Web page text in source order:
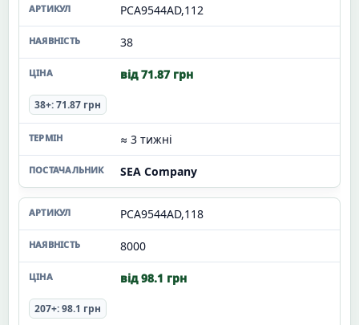
PCA9544AD,112
38
від 71.87 грн
38+: 71.87 грн
≈ 3 тижні
SEA Company
PCA9544AD,118
8000
від 98.1 грн
207+: 98.1 грн